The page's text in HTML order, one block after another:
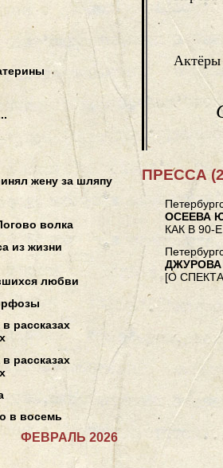
Актёры
ПРЕССА
ОСЕЕВА
КАК В 90-
ДЖУРОВА
[О
жену за шляпу
волка
из жизни
любви
рассказах
рассказах
в восемь
ФЕВРАЛЬ 2026